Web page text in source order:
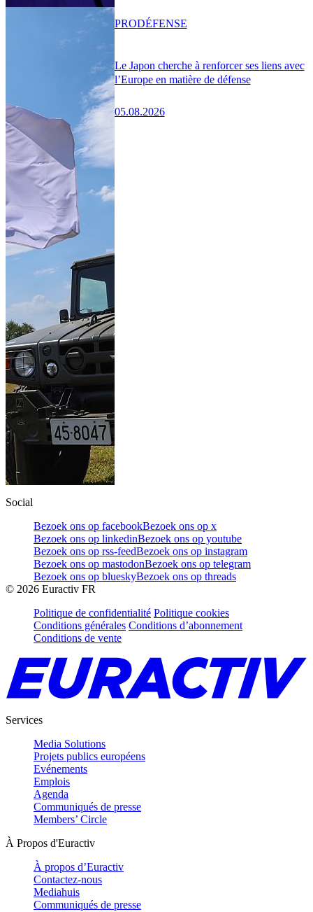
Le Japon cherche à renforcer ses liens avec
l’Europe en matière de défense
05.08.2026
PRODÉFENSE
Social
Bezoek ons op facebookBezoek ons op x
Bezoek ons op linkedinBezoek ons op youtube
Bezoek ons op rss-feedBezoek ons op instagram
Bezoek ons op mastodonBezoek ons op telegram
Bezoek ons op blueskyBezoek ons op threads
© 2026 Euractiv FR
Politique de confidentialité Politique cookies
Conditions générales Conditions d’abonnement
Conditions de vente
Services
Media Solutions
Projets publics européens
Evénements
Emplois
Agenda
Communiqués de presse
Members’ Circle
À Propos d'Euractiv
À propos d’Euractiv
Contactez-nous
Mediahuis
Communiqués de presse